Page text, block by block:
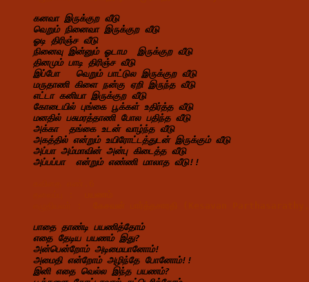
கனவா இருக்குற வீடு
வெறும் நினைவா இருக்குற வீடு
ஓடி திரிஞ்ச வீடு
நினைவு இன்னும் ஓடாம  இருக்குற வீடு
தினமும் பாடி திரிஞ்ச வீடு
இப்போ   வெறும் பாட்டுல இருக்குற வீடு
மருதாணி கிளை நன்கு ஏறி இருந்த வீடு
எட்டா கனியா இருக்குற வீடு
கோடையில் புங்கை பூக்கள் உதிர்த்த வீடு
மனதில் பசுமரத்தாணி போல பதிந்த வீடு
அக்கா  தங்கை உடன் வாழ்ந்த வீடு
அகத்தில் என்றும் உயிரோட்டத்துடன் இருக்கும் வீடு
அப்பா அம்மாவின் அன்பு கிடைத்த வீடு
அப்பப்பா  என்றும் எண்ணி மாலாத வீடு!!
பாதை தாண்டி பயணித்தோம்
எதை தேடிய பயணம் இது?
அன்பென்றோம் அடிமையானோம்!
அமைதி என்றோம் அழிந்தே போனோம்!!
இனி எதை வெல்ல இந்த பயணம்?